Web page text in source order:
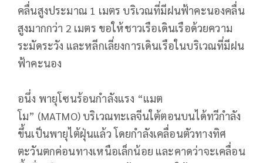
คลื่นสูงประมาณ 1 เมตร บริเวณที่มีฝนฟ้าคะนองคลื่น
สูงมากกว่า 2 เมตร ขอให้ชาวเรือเดินเรือด้วยความ
ระมัดระวัง และหลีกเลี่ยงการเดินเรือในบริเวณที่มีฝน
ฟ้าคะนอง
อนึ่ง พายุโซนร้อนกำลังแรง “แมต
โม” (MATMO) บริเวณทะเลจีนใต้ตอนบนได้ทวีกำลัง
ขึ้นเป็นพายุไต้ฝุ่นแล้ว โดยกำลังเคลื่อนตัวทางทิศ
ตะวันตกค่อนทางเหนือเล็กน้อย และคาดว่าจะเคลื่อน